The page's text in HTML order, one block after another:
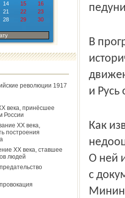
14 15
16
21 22
23
28 29
30
революции 1917
века, принёсшее
России
ХХ века,
построения
ХХ века, ставшее
людей
В
и Русь
Как
О ней
с